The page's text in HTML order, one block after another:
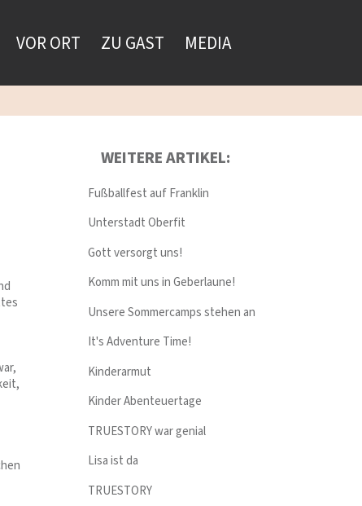
VOR ORT ZU GAST MEDIA
WEITERE ARTIKEL:
Fußballfest auf Franklin
Unterstadt Oberfit
Gott versorgt uns!
Komm mit uns in Geberlaune!
Unsere Sommercamps stehen an
It's Adventure Time!
Kinderarmut
Kinder Abenteuertage
TRUESTORY war genial
Lisa ist da
TRUESTORY